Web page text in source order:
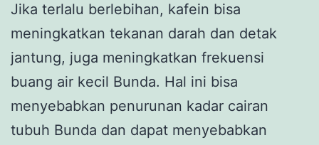
Jika terlalu berlebihan, kafein bisa
meningkatkan tekanan darah dan detak
jantung, juga meningkatkan frekuensi
buang air kecil Bunda. Hal ini bisa
menyebabkan penurunan kadar cairan
tubuh Bunda dan dapat menyebabkan